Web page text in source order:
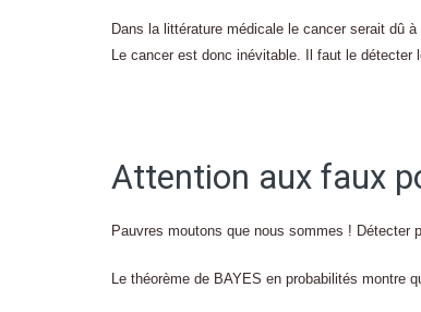
Dans la littérature médicale le cancer serait dû
Le cancer est donc inévitable. Il faut le détecter
Attention aux faux
Pauvres moutons que nous sommes ! Détecter
Le théorème de BAYES en probabilités montre